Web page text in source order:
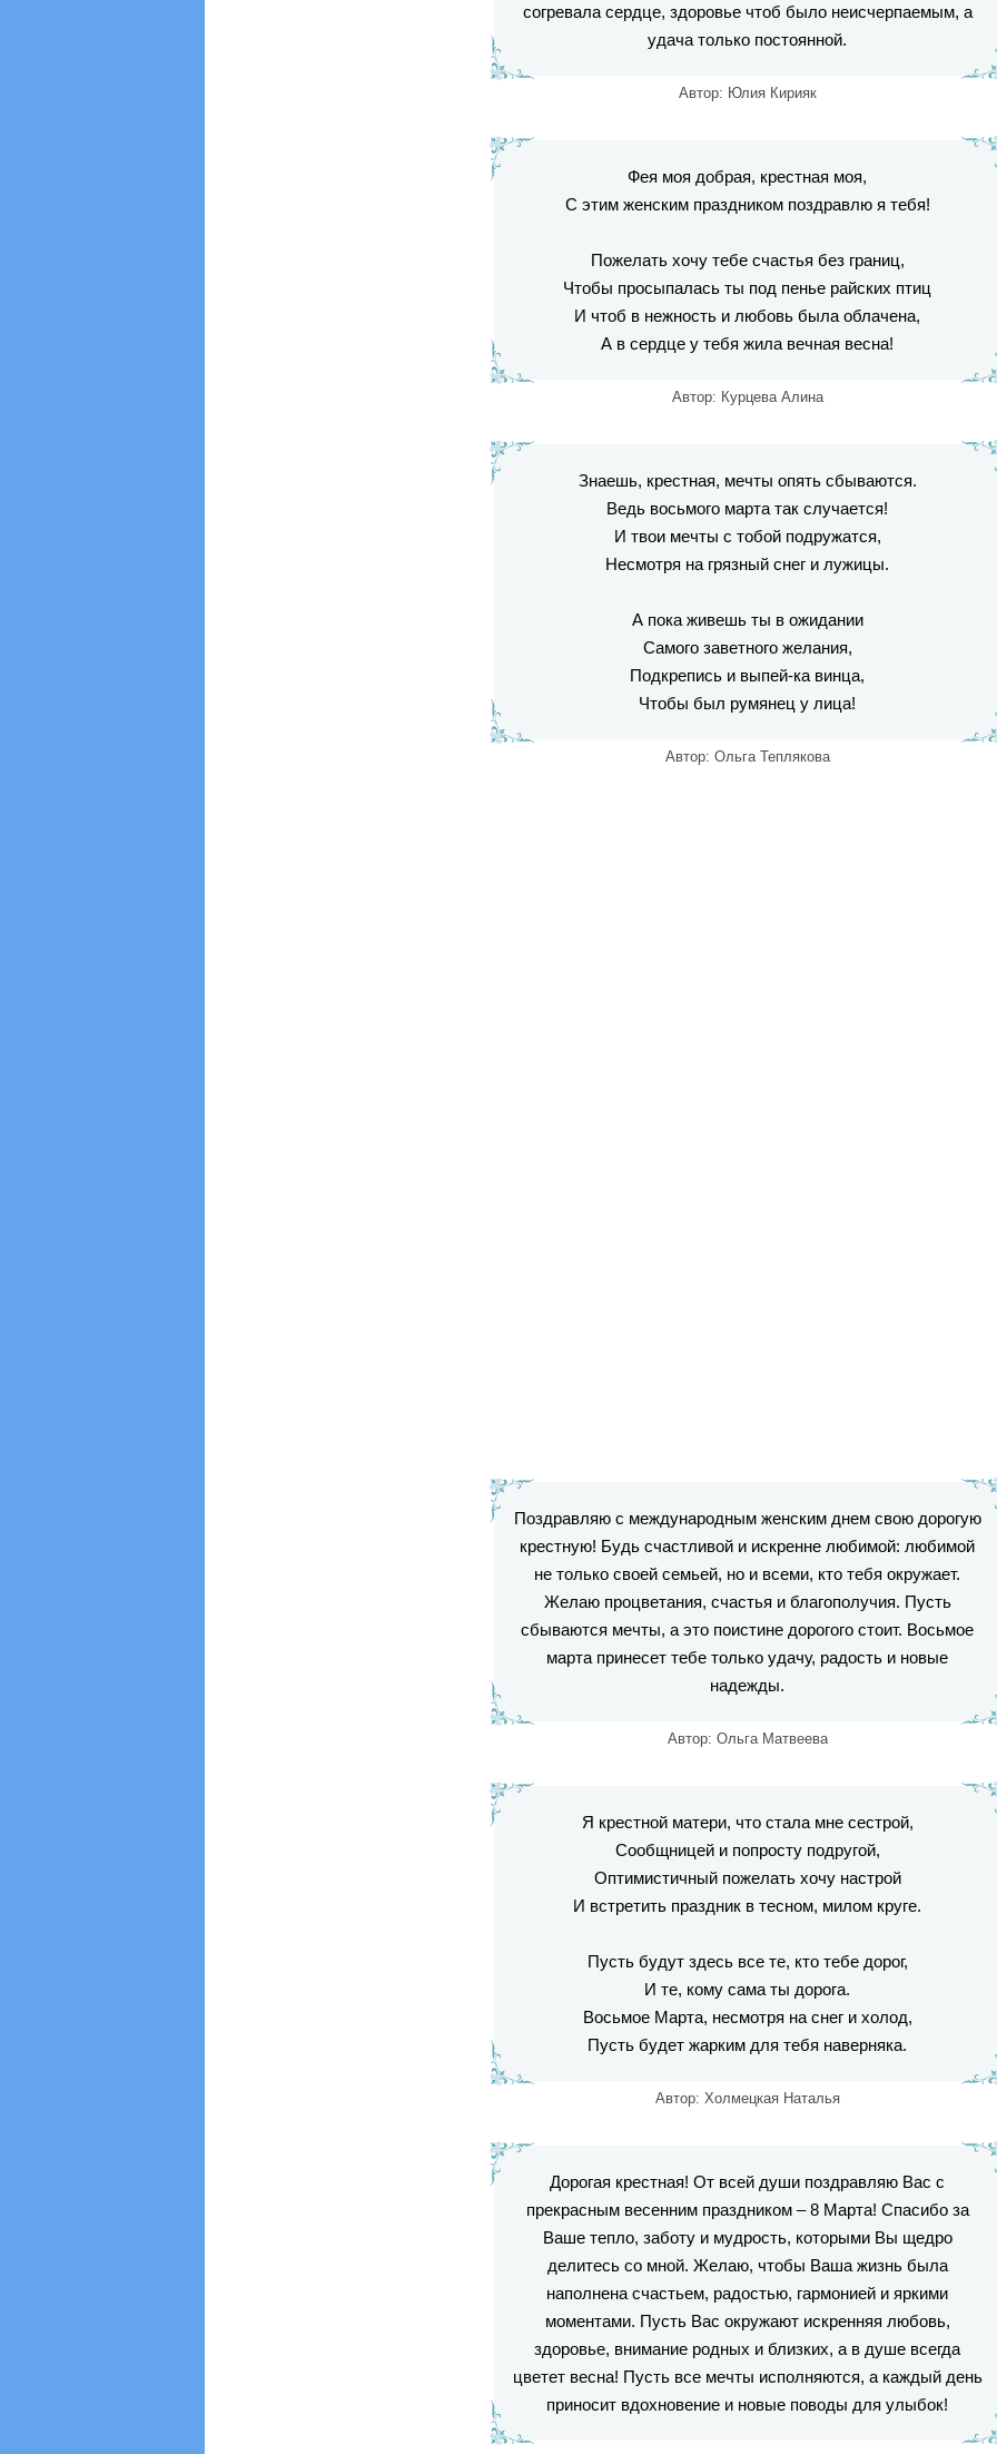
согревала сердце, здоровье чтоб было неисчерпаемым, а
удача только постоянной.
Автор: Юлия Кирияк
Фея моя добрая, крестная моя,
С этим женским праздником поздравлю я тебя!
Пожелать хочу тебе счастья без границ,
Чтобы просыпалась ты под пенье райских птиц
И чтоб в нежность и любовь была облачена,
А в сердце у тебя жила вечная весна!
Автор: Курцева Алина
Знаешь, крестная, мечты опять сбываются.
Ведь восьмого марта так случается!
И твои мечты с тобой подружатся,
Несмотря на грязный снег и лужицы.
А пока живешь ты в ожидании
Самого заветного желания,
Подкрепись и выпей-ка винца,
Чтобы был румянец у лица!
Автор: Ольга Теплякова
Поздравляю с международным женским днем свою дорогую
крестную! Будь счастливой и искренне любимой: любимой
не только своей семьей, но и всеми, кто тебя окружает.
Желаю процветания, счастья и благополучия. Пусть
сбываются мечты, а это поистине дорогого стоит. Восьмое
марта принесет тебе только удачу, радость и новые
надежды.
Автор: Ольга Матвеева
Я крестной матери, что стала мне сестрой,
Сообщницей и попросту подругой,
Оптимистичный пожелать хочу настрой
И встретить праздник в тесном, милом круге.
Пусть будут здесь все те, кто тебе дорог,
И те, кому сама ты дорога.
Восьмое Марта, несмотря на снег и холод,
Пусть будет жарким для тебя наверняка.
Автор: Холмецкая Наталья
Дорогая крестная! От всей души поздравляю Вас с
прекрасным весенним праздником – 8 Марта! Спасибо за
Ваше тепло, заботу и мудрость, которыми Вы щедро
делитесь со мной. Желаю, чтобы Ваша жизнь была
наполнена счастьем, радостью, гармонией и яркими
моментами. Пусть Вас окружают искренняя любовь,
здоровье, внимание родных и близких, а в душе всегда
цветет весна! Пусть все мечты исполняются, а каждый день
приносит вдохновение и новые поводы для улыбок!